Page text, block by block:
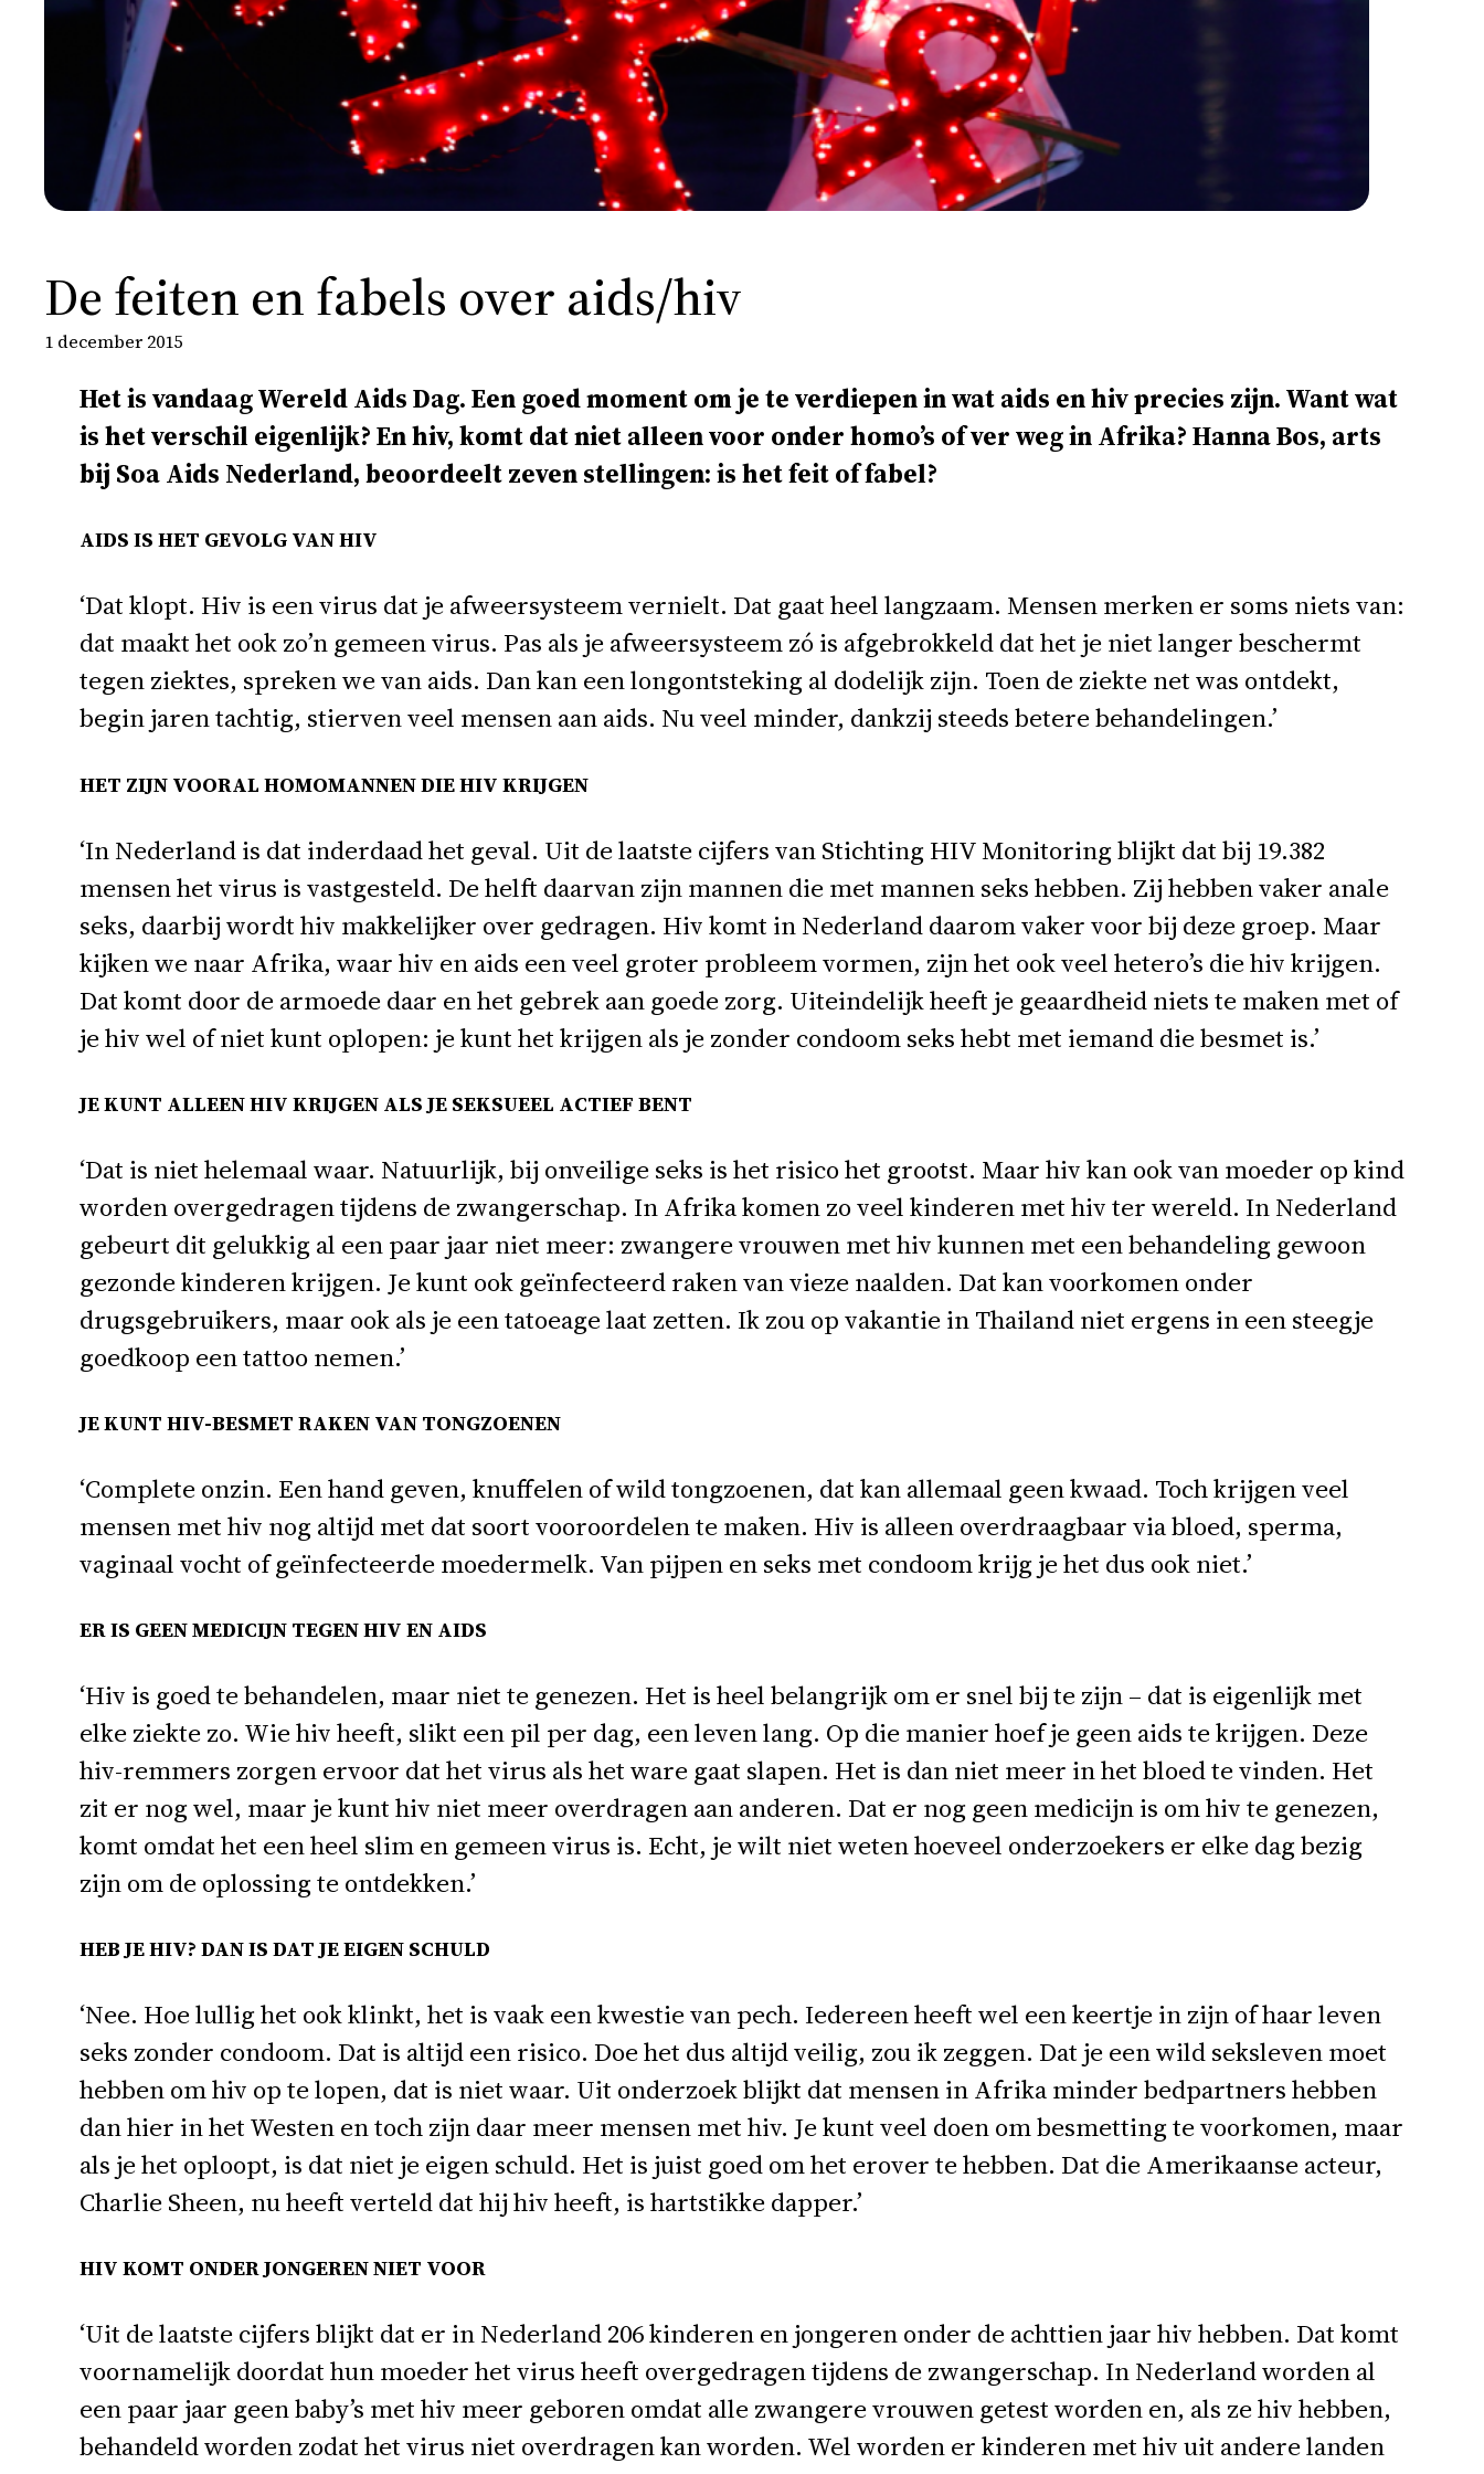
De feiten en fabels over aids/hiv
1 december 2015
Het is vandaag Wereld Aids Dag. Een goed moment om je te verdiepen in wat aids en hiv precies zijn. Want wat
is het verschil eigenlijk? En hiv, komt dat niet alleen voor onder homo’s of ver weg in Afrika? Hanna Bos, arts
bij Soa Aids Nederland, beoordeelt zeven stellingen: is het feit of fabel?
AIDS IS HET GEVOLG VAN HIV
‘Dat klopt. Hiv is een virus dat je afweersysteem vernielt. Dat gaat heel langzaam. Mensen merken er soms niets van:
dat maakt het ook zo’n gemeen virus. Pas als je afweersysteem zó is afgebrokkeld dat het je niet langer beschermt
tegen ziektes, spreken we van aids. Dan kan een longontsteking al dodelijk zijn. Toen de ziekte net was ontdekt,
begin jaren tachtig, stierven veel mensen aan aids. Nu veel minder, dankzij steeds betere behandelingen.’
HET ZIJN VOORAL HOMOMANNEN DIE HIV KRIJGEN
‘In Nederland is dat inderdaad het geval. Uit de laatste cijfers van Stichting HIV Monitoring blijkt dat bij 19.382
mensen het virus is vastgesteld. De helft daarvan zijn mannen die met mannen seks hebben. Zij hebben vaker anale
seks, daarbij wordt hiv makkelijker over gedragen. Hiv komt in Nederland daarom vaker voor bij deze groep. Maar
kijken we naar Afrika, waar hiv en aids een veel groter probleem vormen, zijn het ook veel hetero’s die hiv krijgen.
Dat komt door de armoede daar en het gebrek aan goede zorg. Uiteindelijk heeft je geaardheid niets te maken met of
je hiv wel of niet kunt oplopen: je kunt het krijgen als je zonder condoom seks hebt met iemand die besmet is.’
JE KUNT ALLEEN HIV KRIJGEN ALS JE SEKSUEEL ACTIEF BENT
‘Dat is niet helemaal waar. Natuurlijk, bij onveilige seks is het risico het grootst. Maar hiv kan ook van moeder op kind
worden overgedragen tijdens de zwangerschap. In Afrika komen zo veel kinderen met hiv ter wereld. In Nederland
gebeurt dit gelukkig al een paar jaar niet meer: zwangere vrouwen met hiv kunnen met een behandeling gewoon
gezonde kinderen krijgen. Je kunt ook geïnfecteerd raken van vieze naalden. Dat kan voorkomen onder
drugsgebruikers, maar ook als je een tatoeage laat zetten. Ik zou op vakantie in Thailand niet ergens in een steegje
goedkoop een tattoo nemen.’
JE KUNT HIV-BESMET RAKEN VAN TONGZOENEN
‘Complete onzin. Een hand geven, knuffelen of wild tongzoenen, dat kan allemaal geen kwaad. Toch krijgen veel
mensen met hiv nog altijd met dat soort vooroordelen te maken. Hiv is alleen overdraagbaar via bloed, sperma,
vaginaal vocht of geïnfecteerde moedermelk. Van pijpen en seks met condoom krijg je het dus ook niet.’
ER IS GEEN MEDICIJN TEGEN HIV EN AIDS
‘Hiv is goed te behandelen, maar niet te genezen. Het is heel belangrijk om er snel bij te zijn – dat is eigenlijk met
elke ziekte zo. Wie hiv heeft, slikt een pil per dag, een leven lang. Op die manier hoef je geen aids te krijgen. Deze
hiv-remmers zorgen ervoor dat het virus als het ware gaat slapen. Het is dan niet meer in het bloed te vinden. Het
zit er nog wel, maar je kunt hiv niet meer overdragen aan anderen. Dat er nog geen medicijn is om hiv te genezen,
komt omdat het een heel slim en gemeen virus is. Echt, je wilt niet weten hoeveel onderzoekers er elke dag bezig
zijn om de oplossing te ontdekken.’
HEB JE HIV? DAN IS DAT JE EIGEN SCHULD
‘Nee. Hoe lullig het ook klinkt, het is vaak een kwestie van pech. Iedereen heeft wel een keertje in zijn of haar leven
seks zonder condoom. Dat is altijd een risico. Doe het dus altijd veilig, zou ik zeggen. Dat je een wild seksleven moet
hebben om hiv op te lopen, dat is niet waar. Uit onderzoek blijkt dat mensen in Afrika minder bedpartners hebben
dan hier in het Westen en toch zijn daar meer mensen met hiv. Je kunt veel doen om besmetting te voorkomen, maar
als je het oploopt, is dat niet je eigen schuld. Het is juist goed om het erover te hebben. Dat die Amerikaanse acteur,
Charlie Sheen, nu heeft verteld dat hij hiv heeft, is hartstikke dapper.’
HIV KOMT ONDER JONGEREN NIET VOOR
‘Uit de laatste cijfers blijkt dat er in Nederland 206 kinderen en jongeren onder de achttien jaar hiv hebben. Dat komt
voornamelijk doordat hun moeder het virus heeft overgedragen tijdens de zwangerschap. In Nederland worden al
een paar jaar geen baby’s met hiv meer geboren omdat alle zwangere vrouwen getest worden en, als ze hiv hebben,
behandeld worden zodat het virus niet overdragen kan worden. Wel worden er kinderen met hiv uit andere landen